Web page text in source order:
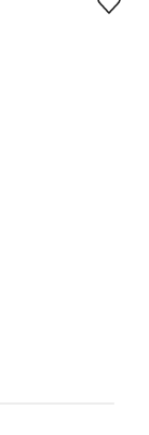
Lista